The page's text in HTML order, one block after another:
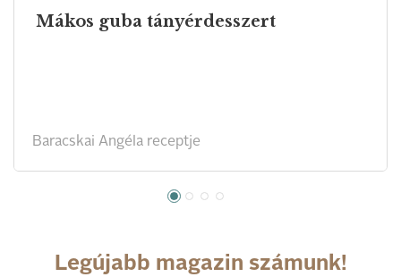
Mákos guba tányérdesszert
Baracskai Angéla receptje
Legújabb magazin számunk!